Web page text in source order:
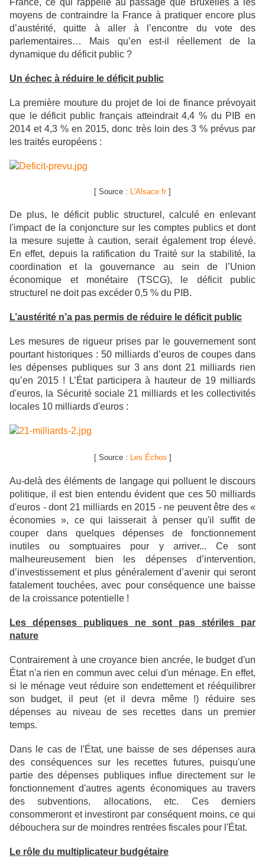
France, ce qui rappelle au passage que Bruxelles a les
moyens de contraindre la France à pratiquer encore plus
d’austérité, quitte à aller à l’encontre du vote des
parlementaires… Mais qu’en est-il réellement de la
dynamique du déficit public ?
Un échec à réduire le déficit public
La première mouture du projet de loi de finance prévoyait
que le déficit public français atteindrait 4,4 % du PIB en
2014 et 4,3 % en 2015, donc très loin des 3 % prévus par
les traités européens :
[ Source : L'Alsace.fr]
De plus, le déficit public structurel, calculé en enlevant
l'impact de la conjoncture sur les comptes publics et dont
la mesure sujette à caution, serait également trop élevé.
En effet, depuis la ratification du Traité sur la stabilité, la
coordination et la gouvernance au sein de l’Union
économique et monétaire (TSCG), le déficit public
structurel ne doit pas excéder 0,5 % du PIB.
L’austérité n’a pas permis de réduire le déficit public
Les mesures de rigueur prises par le gouvernement sont
pourtant historiques : 50 milliards d’euros de coupes dans
les dépenses publiques sur 3 ans dont 21 milliards rien
qu’en 2015 ! L’État participera à hauteur de 19 milliards
d'euros, la Sécurité sociale 21 milliards et les collectivités
locales 10 milliards d'euros :
[ Source : Les Échos ]
Au-delà des éléments de langage qui polluent le discours
politique, il est bien entendu évident que ces 50 milliards
d'euros - dont 21 milliards en 2015 - ne peuvent être des «
économies », ce qui laisserait à penser qu'il suffit de
couper dans quelques dépenses de fonctionnement
inutiles ou somptuaires pour y arriver... Ce sont
malheureusement bien les dépenses d’intervention,
d’investissement et plus généralement d’avenir qui seront
fatalement touchées, avec pour conséquence une baisse
de la croissance potentielle !
Les dépenses publiques ne sont pas stériles par
nature
Contrairement à une croyance bien ancrée, le budget d'un
État n'a rien en commun avec celui d'un ménage. En effet,
si le ménage veut réduire son endettement et rééquilibrer
son budget, il peut (et il devra même !) réduire ses
dépenses au niveau de ses recettes dans un premier
temps.
Dans le cas de l'État, une baisse de ses dépenses aura
des conséquences sur les recettes futures, puisqu'une
partie des dépenses publiques influe directement sur le
fonctionnement d'autres agents économiques au travers
des subventions, allocations, etc. Ces derniers
consommeront et investiront par conséquent moins, ce qui
débouchera sur de moindres rentrées fiscales pour l'État.
Le rôle du multiplicateur budgétaire